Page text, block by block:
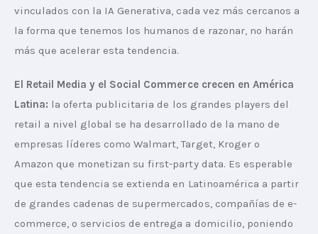
vinculados con la IA Generativa, cada vez más cercanos a
la forma que tenemos los humanos de razonar, no harán
más que acelerar esta tendencia.
El Retail Media y el Social Commerce crecen en América
Latina: la oferta publicitaria de los grandes players del
retail a nivel global se ha desarrollado de la mano de
empresas líderes como Walmart, Target, Kroger o
Amazon que monetizan su first-party data. Es esperable
que esta tendencia se extienda en Latinoamérica a partir
de grandes cadenas de supermercados, compañías de e-
commerce, o servicios de entrega a domicilio, poniendo